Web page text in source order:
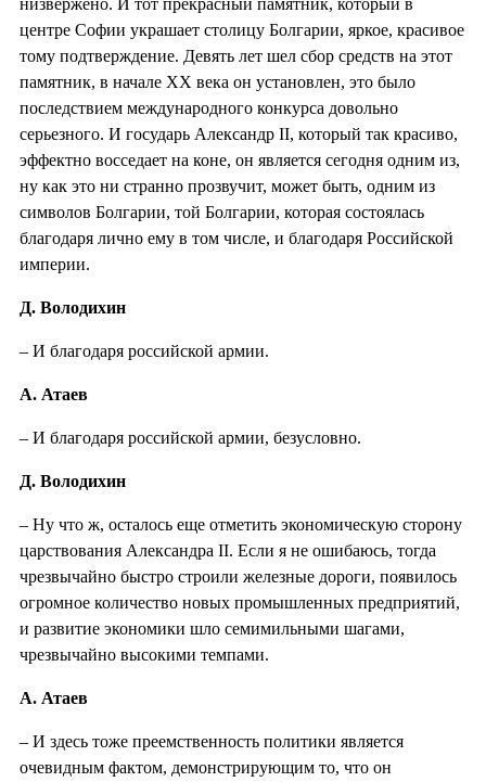
центре Софии украшает столицу Болгарии, яркое, красивое
тому подтверждение. Девять лет шел сбор средств на этот
памятник, в начале XX века он установлен, это было
последствием международного конкурса довольно
серьезного. И государь Александр II, который так красиво,
эффектно восседает на коне, он является сегодня одним из,
ну как это ни странно прозвучит, может быть, одним из
символов Болгарии, той Болгарии, которая состоялась
благодаря лично ему в том числе, и благодаря Российской
империи.
Д. Володихин
– И благодаря российской армии.
А. Атаев
– И благодаря российской армии, безусловно.
Д. Володихин
– Ну что ж, осталось еще отметить экономическую сторону
царствования Александра II. Если я не ошибаюсь, тогда
чрезвычайно быстро строили железные дороги, появилось
огромное количество новых промышленных предприятий,
и развитие экономики шло семимильными шагами,
чрезвычайно высокими темпами.
А. Атаев
– И здесь тоже преемственность политики является
очевидным фактом, демонстрирующим то, что он